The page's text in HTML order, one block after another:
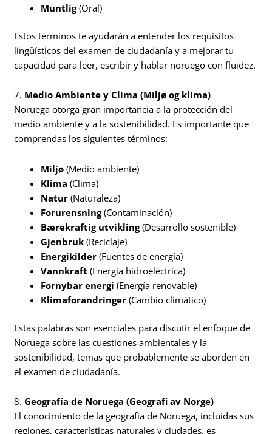
Muntlig(Oral)
Estos términos te ayudarán a entender los requisitos
lingüísticos del examen de ciudadanía y a mejorar tu
capacidad para leer, escribir y hablar noruego con fluidez.
7. Medio Ambiente y Clima (Miljø og klima)
Noruega otorga gran importancia a la protección del
medio ambiente y a la sostenibilidad. Es importante que
comprendas los siguientes términos:
Miljø (Medio ambiente)
Klima (Clima)
Natur (Naturaleza)
Forurensning(Contaminación)
Bærekraftig utvikling(Desarrollo sostenible)
Gjenbruk (Reciclaje)
Energikilder (Fuentes de energía)
Vannkraft (Energía hidroeléctrica)
Fornybar energi (Energía renovable)
Klimaforandringer (Cambio climático)
Estas palabras son esenciales para discutir el enfoque de
Noruega sobre las cuestiones ambientales y la
sostenibilidad, temas que probablemente se aborden en
el examen de ciudadanía.
8.Geografía de Noruega (Geografi av Norge)
El conocimiento de la geografía de Noruega, incluidas sus
regiones, características naturales y ciudades, es